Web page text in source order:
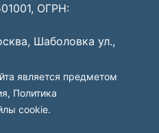
ОГРН:
Шаболовка ул.,
является предметом
, Политика
cookie.